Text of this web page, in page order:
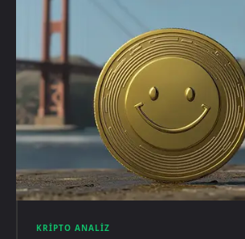
KRIPTO ANALIZ